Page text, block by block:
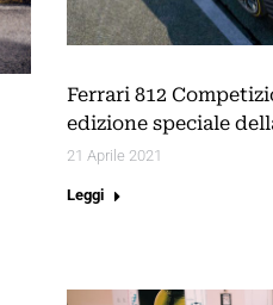
Ferrari 812
edizione speciale
21 Aprile 2021
Leggi